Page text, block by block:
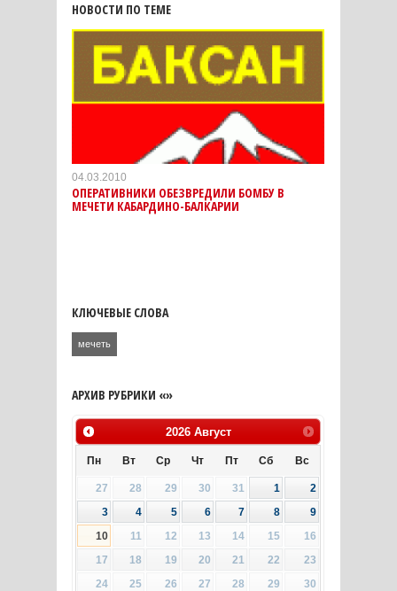
НОВОСТИ ПО ТЕМЕ
04.03.2010
ОПЕРАТИВНИКИ ОБЕЗВРЕДИЛИ БОМБУ В
МЕЧЕТИ КАБАРДИНО-БАЛКАРИИ
КЛЮЧЕВЫЕ СЛОВА
мечеть
АРХИВ РУБРИКИ «»
2026 Август
Пн Вт Ср Чт Пт Сб Вс
27 28 29 30 31 1
2
3
4 5 6 7 8
9
10
11 12 13 14 15
16
17
18 19 20 21 22
23
24
25 26 27 28 29
30